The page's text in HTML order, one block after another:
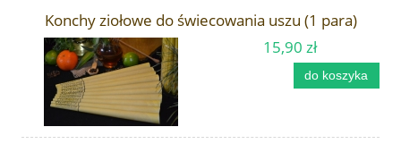
Konchy ziołowe do świecowania uszu (1 para)
15,90 zł
do koszyka